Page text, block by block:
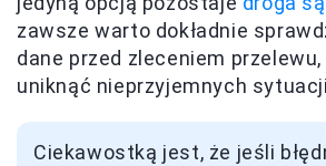
zawsze warto dokładnie
dane przed zleceniem
uniknąć nieprzyjemnych
Ciekawostką jest, że jeśli